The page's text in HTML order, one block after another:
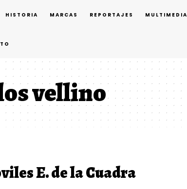
HISTORIA MARCAS REPORTAJES MULTIMEDIA
vellino
E. de la Cuadra